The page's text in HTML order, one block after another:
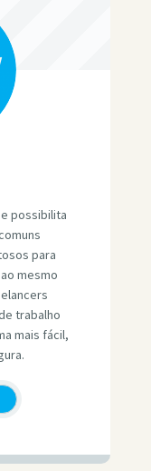
possibilita
para
mesmo
trabalho
mais fácil,